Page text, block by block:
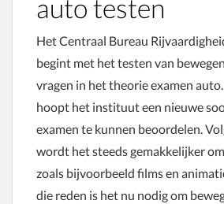
auto testen
Het Centraal Bureau
begint met het testen van
vragen in het theorie examen
hoopt het instituut een nieuwe
examen te kunnen beoordelen.
wordt het steeds gemakkelijker
zoals bijvoorbeeld films en
die reden is het nu nodig om